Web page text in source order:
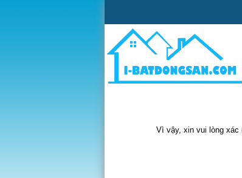
Vì vậy, xin vui lòng xác